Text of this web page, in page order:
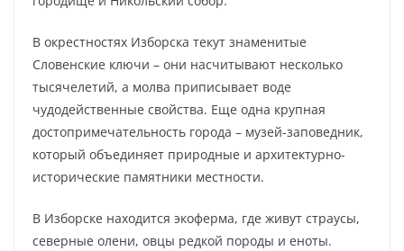
В окрестностях Изборска текут знаменитые
Словенские ключи – они насчитывают несколько
тысячелетий, а молва приписывает воде
чудодейственные свойства. Еще одна крупная
достопримечательность города – музей-заповедник,
который объединяет природные и архитектурно-
исторические памятники местности.
В Изборске находится экоферма, где живут страусы,
северные олени, овцы редкой породы и еноты.